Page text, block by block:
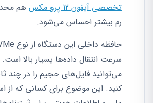
تخصصی آیفون 12 پرو مکس
هم
رم بیشتر احساس می‌شود.
سرعت انتقال داده‌ها بسیار بالا
می‌توانید فایل‌های حجیم را در چند
کنید. این موضوع برای کسانی که از